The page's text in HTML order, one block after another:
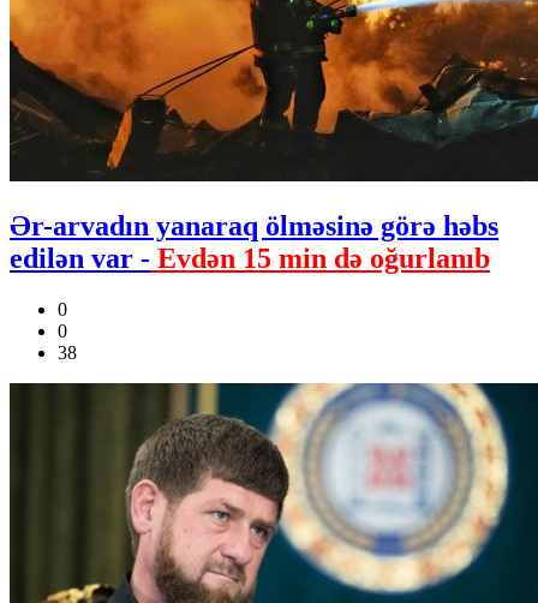
Ər-arvadın yanaraq ölməsinə görə həbs
edilən var - Evdən 15 min də oğurlanıb
0
0
38